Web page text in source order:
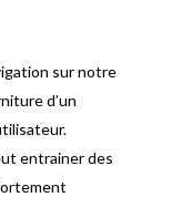
sur notre
d’un
entrainer des